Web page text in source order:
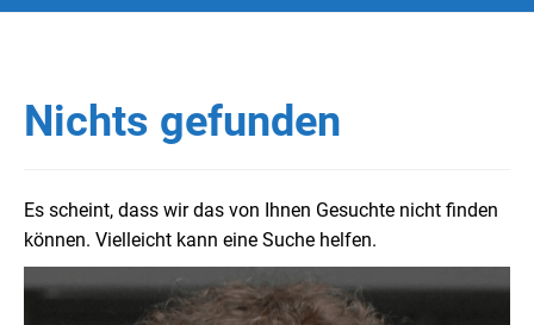
Nichts gefunden
Es scheint, dass wir das von Ihnen Gesuchte nicht finden
können. Vielleicht kann eine Suche helfen.